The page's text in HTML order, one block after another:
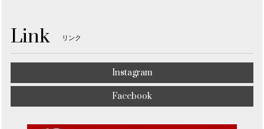
Link リンク
Instagram
Facebook